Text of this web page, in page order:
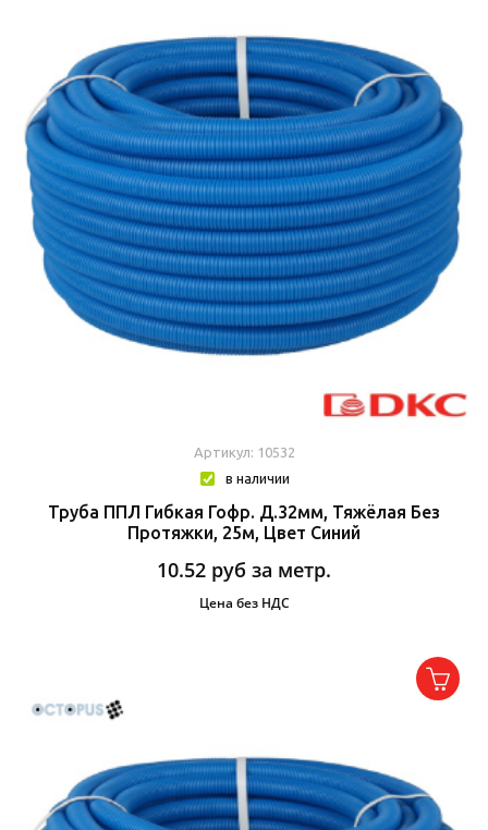
Артикул: 10532
в наличии
Труба ППЛ Гибкая Гофр. Д.32мм, Тяжёлая Без
Протяжки, 25м, Цвет Синий
10.52 руб за метр.
Цена без НДС